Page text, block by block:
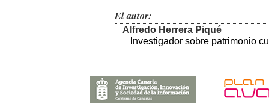
El autor:
Alfredo Herrera Piqué
Investigador sobre patrimonio